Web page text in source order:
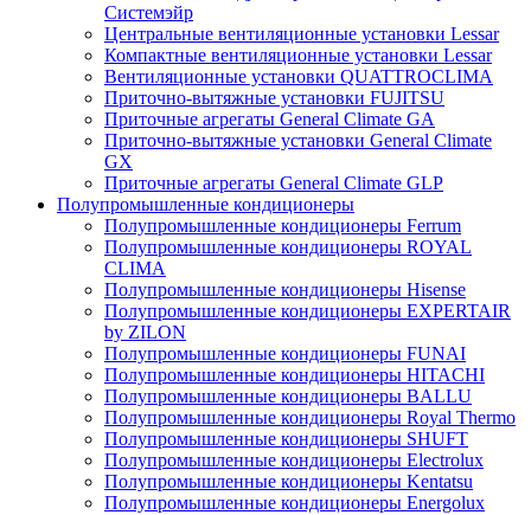
Системэйр
Центральные вентиляционные установки Lessar
Компактные вентиляционные установки Lessar
Вентиляционные установки QUATTROCLIMA
Приточно-вытяжные установки FUJITSU
Приточные агрегаты General Climate GA
Приточно-вытяжные установки General Climate
GX
Приточные агрегаты General Climate GLP
Полупромышленные кондиционеры
Полупромышленные кондиционеры Ferrum
Полупромышленные кондиционеры ROYAL
CLIMA
Полупромышленные кондиционеры Hisense
Полупромышленные кондиционеры EXPERTAIR
by ZILON
Полупромышленные кондиционеры FUNAI
Полупромышленные кондиционеры HITACHI
Полупромышленные кондиционеры BALLU
Полупромышленные кондиционеры Royal Thermo
Полупромышленные кондиционеры SHUFT
Полупромышленные кондиционеры Electrolux
Полупромышленные кондиционеры Kentatsu
Полупромышленные кондиционеры Energolux